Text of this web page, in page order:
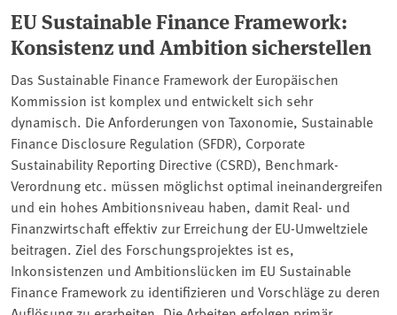
EU Sustainable Finance Framework:
Konsistenz und Ambition sicherstellen
Das Sustainable Finance Framework der Europäischen
Kommission ist komplex und entwickelt sich sehr
dynamisch. Die Anforderungen von Taxonomie, Sustainable
Finance Disclosure Regulation (SFDR), Corporate
Sustainability Reporting Directive (CSRD), Benchmark-
Verordnung etc. müssen möglichst optimal ineinandergreifen
und ein hohes Ambitionsniveau haben, damit Real- und
Finanzwirtschaft effektiv zur Erreichung der EU-Umweltziele
beitragen. Ziel des Forschungsprojektes ist es,
Inkonsistenzen und Ambitionslücken im EU Sustainable
Finance Framework zu identifizieren und Vorschläge zu deren